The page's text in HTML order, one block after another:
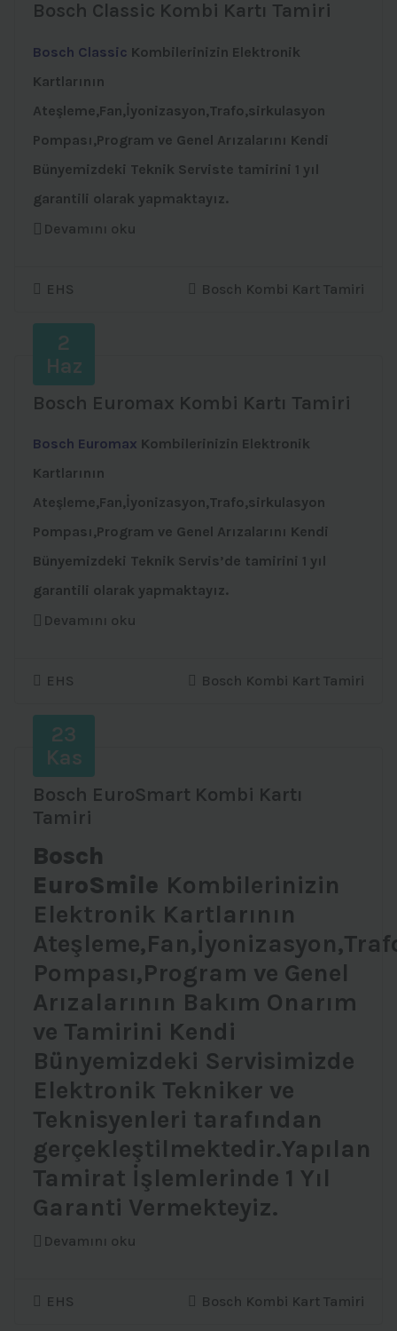
Bosch Classic Kombi Kartı Tamiri
Bosch Classic Kombilerinizin Elektronik
Kartlarının
Ateşleme,Fan,İyonizasyon,Trafo,sirkulasyon
Pompası,Program ve Genel Arızalarını Kendi
Bünyemizdeki Teknik Serviste tamirini 1 yıl
garantili olarak yapmaktayız.
Devamını oku
EHS Bosch Kombi Kart Tamiri
2
Haz
Bosch Euromax Kombi Kartı Tamiri
Bosch Euromax Kombilerinizin Elektronik
Kartlarının
Ateşleme,Fan,İyonizasyon,Trafo,sirkulasyon
Pompası,Program ve Genel Arızalarını Kendi
Bünyemizdeki Teknik Servis’de tamirini 1 yıl
garantili olarak yapmaktayız.
Devamını oku
EHS Bosch Kombi Kart Tamiri
23
Kas
Bosch EuroSmart Kombi Kartı
Tamiri
Bosch
EuroSmile Kombilerinizin
Elektronik Kartlarının
Pompası,Program ve Genel
Arızalarının Bakım Onarım
ve Tamirini Kendi
Bünyemizdeki Servisimizde
Elektronik Tekniker ve
Teknisyenleri tarafından
gerçekleştilmektedir.Yapılan
Tamirat İşlemlerinde 1 Yıl
Garanti Vermekteyiz.
Devamını oku
EHS Bosch Kombi Kart Tamiri